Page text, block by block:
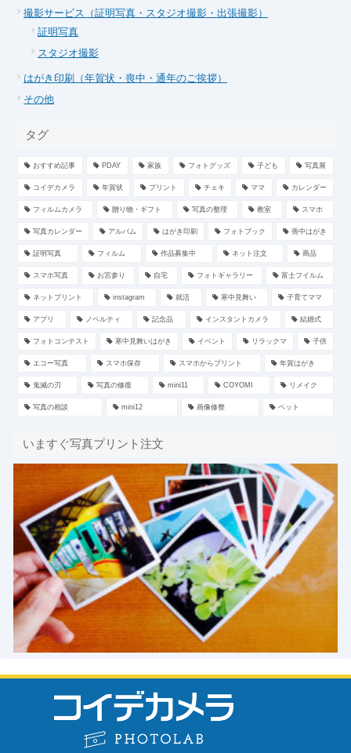
撮影サービス（証明写真・スタジオ撮影・出張撮影）
証明写真
スタジオ撮影
はがき印刷（年賀状・喪中・通年のご挨拶）
その他
タグ
おすすめ記事 PDAY 家族 フォトグッズ 子ども 写真展
コイデカメラ 年賀状 プリント チェキ ママ カレンダー
フィルムカメラ 贈り物・ギフト 写真の整理 教室 スマホ
写真カレンダー アルバム はがき印刷 フォトブック 喪中はがき
証明写真 フィルム 作品募集中 ネット注文 商品
スマホ写真 お宮参り 自宅 フォトギャラリー 富士フイルム
ネットプリント instagram 就活 寒中見舞い 子育てママ
アプリ ノベルティ 記念品 インスタントカメラ 結婚式
フォトコンテスト 寒中見舞いはがき イベント リラックマ 子供
エコー写真 スマホ保存 スマホからプリント 年賀はがき
鬼滅の刃 写真の修復 mini11 COYOMI リメイク
写真の相談 mini12 画像修整 ペット
いますぐ写真プリント注文